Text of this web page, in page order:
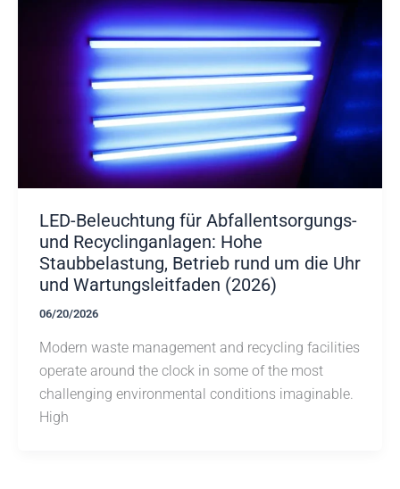
LED-Beleuchtung für Abfallentsorgungs-
und Recyclinganlagen: Hohe
Staubbelastung, Betrieb rund um die Uhr
und Wartungsleitfaden (2026)
06/20/2026
Modern waste management and recycling facilities
operate around the clock in some of the most
challenging environmental conditions imaginable.
High